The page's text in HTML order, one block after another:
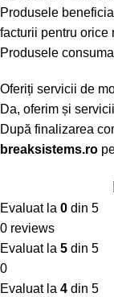
Produsele
facturii pentru orice
Produsele
Oferiți servicii de
Da, oferim și
După finalizarea
breaksistems.ro
Evaluat la 0 din 5
0 reviews
Evaluat la 5 din 5
0
Evaluat la 4 din 5